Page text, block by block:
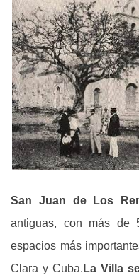
San Juan de Los
antiguas, con más de
espacios más
Clara y Cuba. La Villa